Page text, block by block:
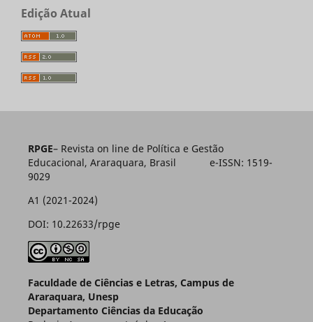
Edição Atual
RPGE– Revista on line de Política e Gestão
Educacional, Araraquara, Brasil e-ISSN: 1519-
9029
A1 (2021-2024)
DOI: 10.22633/rpge
Faculdade de Ciências e Letras, Campus de
Araraquara, Unesp
Departamento Ciências da Educação